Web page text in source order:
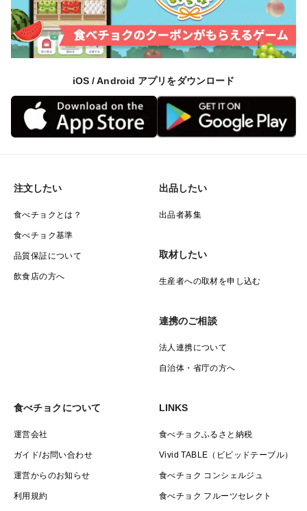
iOS / Android アプリをダウンロード
注文したい
食べチョクとは？
食べチョク基準
品質保証について
飲食店の方へ
出品したい
出品者募集
取材したい
生産者への取材を申し込む
連携のご相談
法人連携について
自治体・省庁の方へ
食べチョクについて
運営会社
ガイド/お問い合わせ
運営からのお知らせ
利用規約
LINKS
食べチョクふるさと納税
Vivid TABLE（ビビッドテーブル）
食べチョク コンシェルジュ
食べチョク フルーツセレクト